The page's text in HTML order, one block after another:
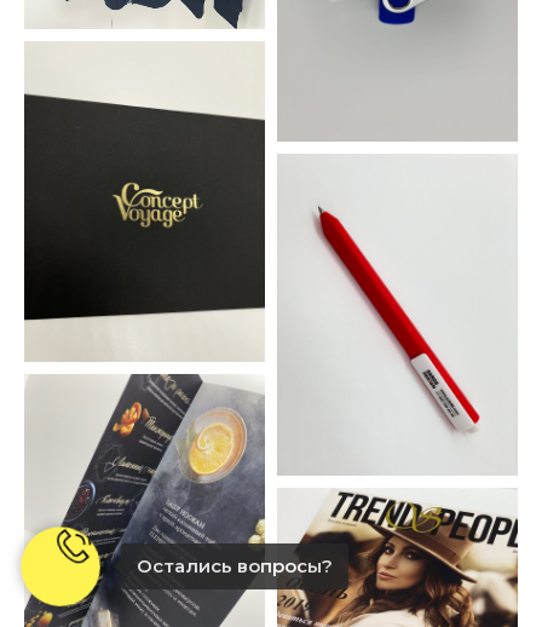
Остались вопросы?